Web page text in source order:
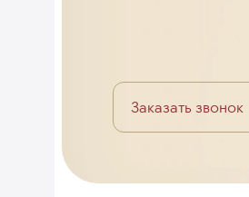
Заказать звонок